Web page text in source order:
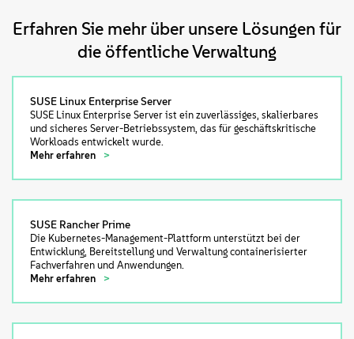
Erfahren Sie mehr über unsere Lösungen für
die öffentliche Verwaltung
SUSE Linux Enterprise Server
SUSE Linux Enterprise Server ist ein zuverlässiges, skalierbares
und sicheres Server-Betriebssystem, das für geschäftskritische
Workloads entwickelt wurde.
Mehr erfahren
SUSE Rancher Prime
Die Kubernetes-Management-Plattform unterstützt bei der
Entwicklung, Bereitstellung und Verwaltung containerisierter
Fachverfahren und Anwendungen.
Mehr erfahren